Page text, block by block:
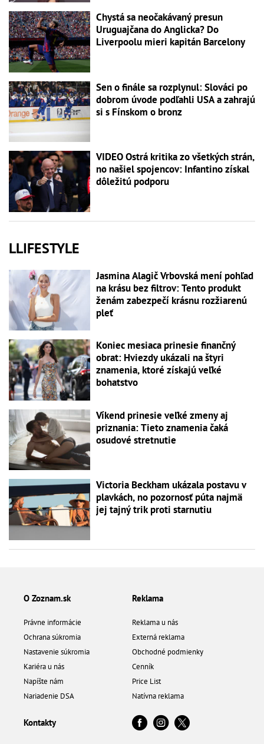
Chystá sa neočakávaný presun
Uruguajčana do Anglicka? Do
Liverpoolu mieri kapitán Barcelony
Sen o finále sa rozplynul: Slováci po
dobrom úvode podľahli USA a zahrajú
si s Fínskom o bronz
VIDEO Ostrá kritika zo všetkých strán,
no našiel spojencov: Infantino získal
dôležitú podporu
LLIFESTYLE
Jasmina Alagič Vrbovská mení pohľad
na krásu bez filtrov: Tento produkt
ženám zabezpečí krásnu rozžiarenú
pleť
Koniec mesiaca prinesie finančný
obrat: Hviezdy ukázali na štyri
znamenia, ktoré získajú veľké
bohatstvo
Víkend prinesie veľké zmeny aj
priznania: Tieto znamenia čaká
osudové stretnutie
Victoria Beckham ukázala postavu v
plavkách, no pozornosť púta najmä
jej tajný trik proti starnutiu
O Zoznam.sk
Právne informácie
Ochrana súkromia
Nastavenie súkromia
Kariéra u nás
Napíšte nám
Nariadenie DSA
Reklama
Reklama u nás
Externá reklama
Obchodné podmienky
Cenník
Price List
Natívna reklama
Kontakty